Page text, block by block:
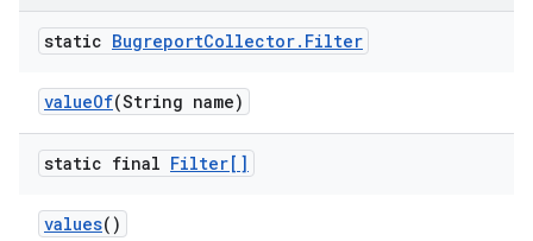
static BugreportCollector. Filter
valueOf(String name)
static final Filter[]
values()